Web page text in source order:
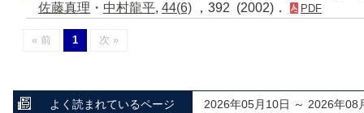
佐藤真理 ・ 中村龍平, 44(6) ，392 (2002)． PDF
« 前 1 次 »
よく読まれているページ 2026年05月10日 ～ 2026年08